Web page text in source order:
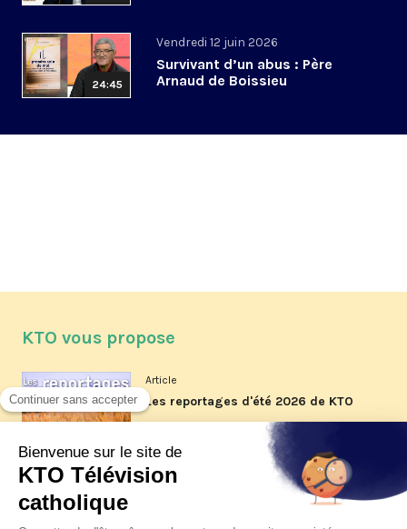
24:45
Vendredi 12 juin 2026
Survivant d’un abus : Père
Arnaud de Boissieu
KTO vous propose
Article
Les reportages d'été 2026 de KTO
La visite pastorale du pape Léon
XIV à Assise à suivre sur KTO le